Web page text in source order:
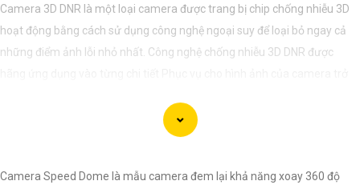
Camera 3D DNR là một loại camera được trang bị chip chống nhiễu 3D
hoạt động bằng cách sử dụng công nghệ ngoại suy để loại bỏ ngay cả
những điểm ảnh lỗi nhỏ nhất. Công nghệ chống nhiễu 3D DNR được
Với tính năng chống nhiễu 3D DNR camera sẽ giúp bạn quan sát được
hình ảnh chất lượng cao, đặc biệt trong các điều kiện ánh sáng yếu hoặc
sát trở nên dễ dàng và chính xác hơn.
Camera Speed Dome là mẫu camera đem lại khả năng xoay 360 độ